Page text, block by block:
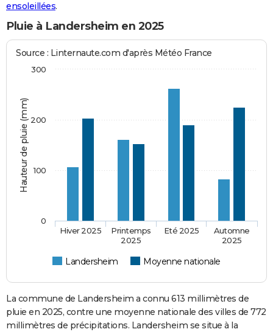
ensoleillées.
Pluie à Landersheim en 2025
Hauteur de pluie (mm)
Source : Linternaute.com d'après Météo France
Landersheim Moyenne nationale
Hiver 2025
Printemps
2025
Eté 2025
Automne
2025
0
100
200
300
La commune de Landersheim a connu 613 millimètres de
pluie en 2025, contre une moyenne nationale des villes de 772
millimètres de précipitations. Landersheim se situe à la